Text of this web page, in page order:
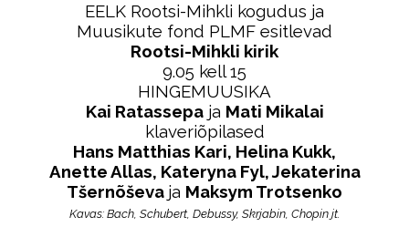
EELK Rootsi-Mihkli kogudus ja
Muusikute fond PLMF esitlevad
Rootsi-Mihkli kirik
9.05 kell 15
HINGEMUUSIKA
Kai Ratassepaja Mati Mikalai
klaveriõpilased
Hans Matthias Kari, Helina Kukk,
Anette Allas, Kateryna Fyl, Jekaterina
Tšernõševa ja Maksym Trotsenko
Kavas: Bach, Schubert, Debussy, Skrjabin, Chopin jt.